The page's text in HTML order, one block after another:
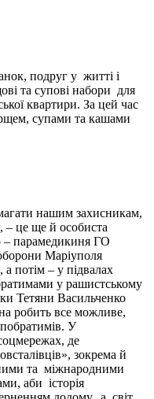
подруг у житті і
та супові набори для
квартири. За цей час
супами та кашами
нашим захисникам,
– це ще й особиста
– парамедикиня ГО
Маріуполя
потім – у підвалах
у рашистському
Тетяни Васильченко
робить все можливе,
У
де
зокрема й
та міжнародними
аби історія